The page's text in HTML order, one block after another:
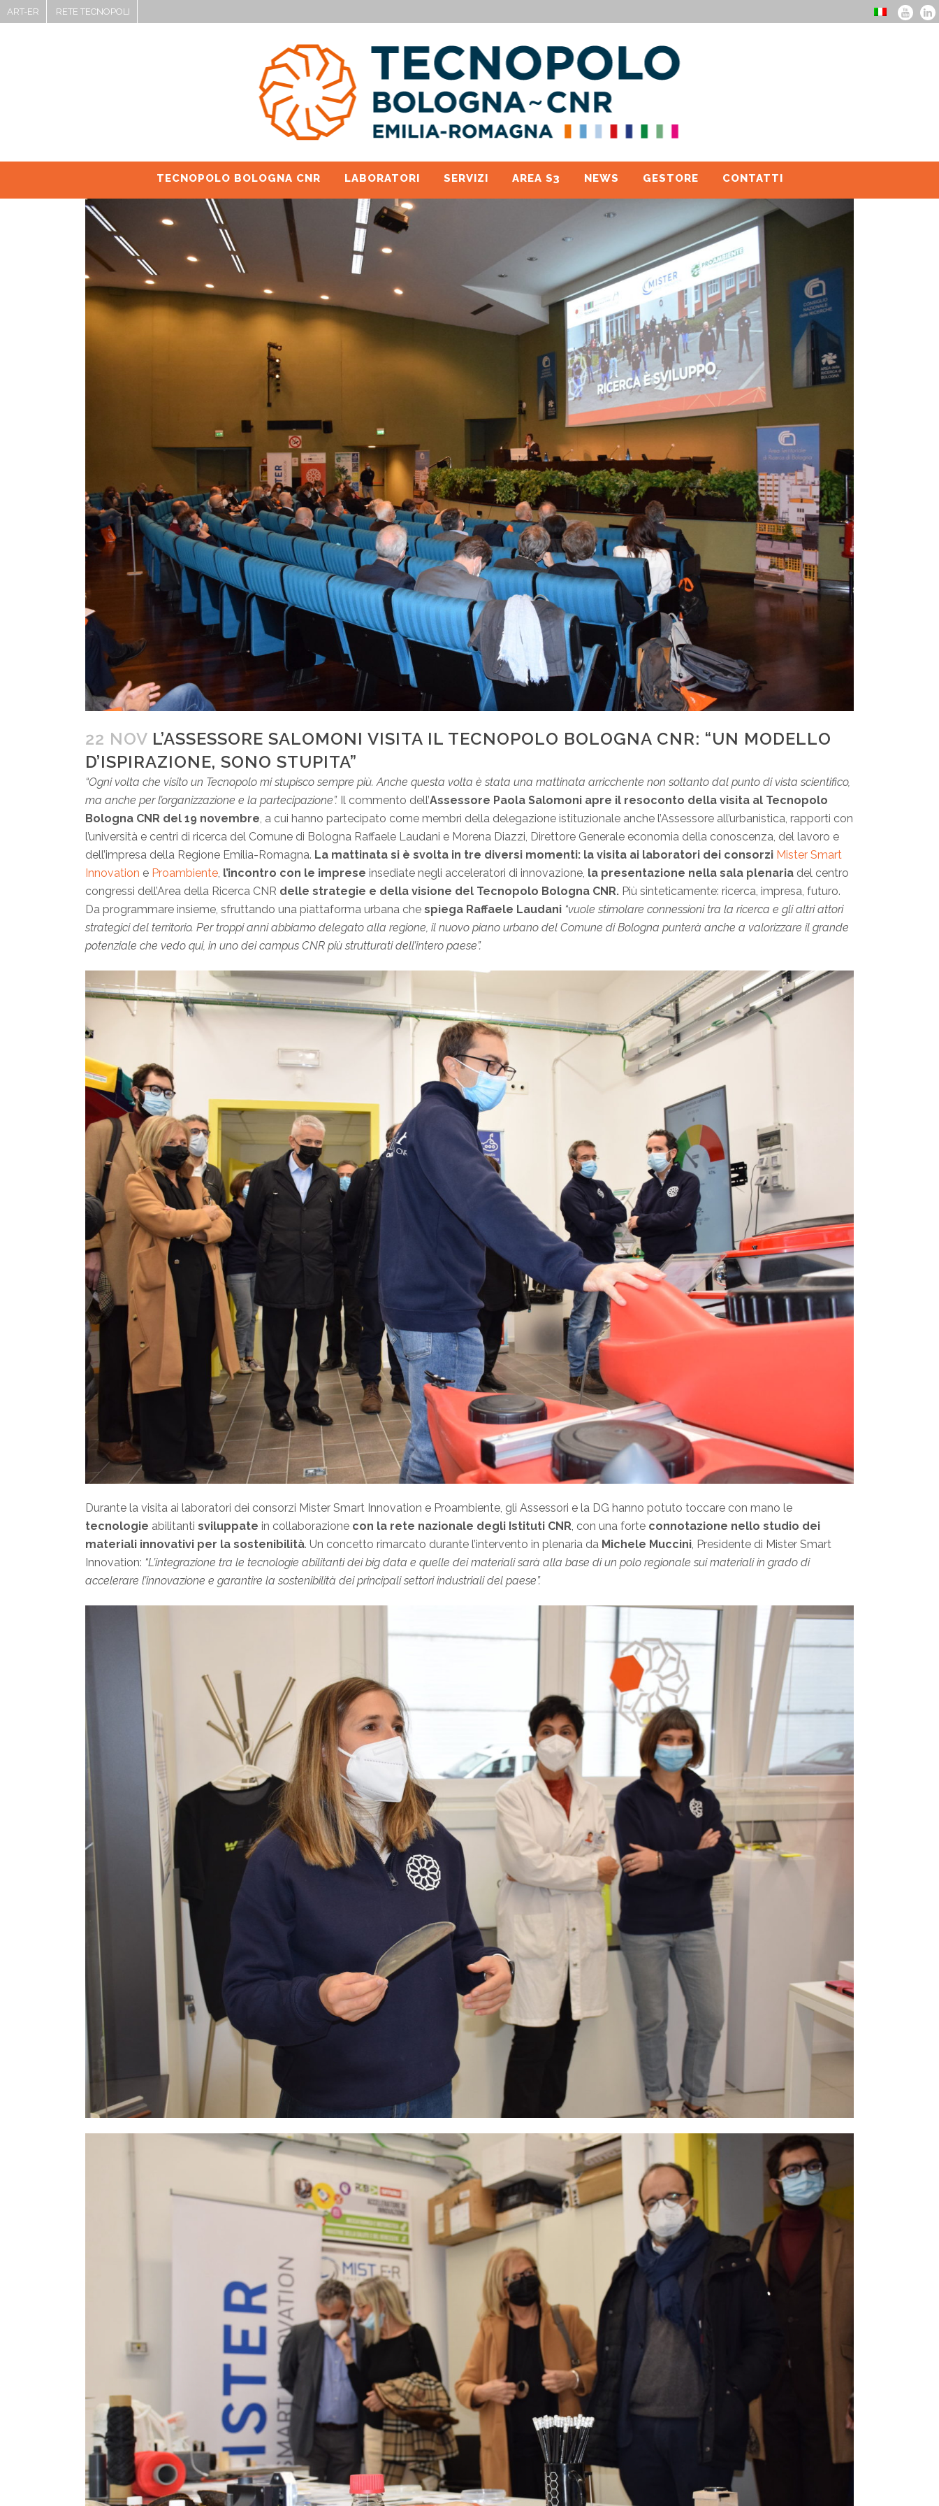
ART-ER RETE TECNOPOLI
TECNOPOLO BOLOGNA CNR LABORATORI SERVIZI AREA S3 NEWS GESTORE CONTATTI
22 NOV L’ASSESSORE SALOMONI VISITA IL TECNOPOLO BOLOGNA CNR: “UN MODELLO
D’ISPIRAZIONE, SONO STUPITA”
“Ogni volta che visito un Tecnopolo mi stupisco sempre più. Anche questa volta è stata una mattinata arricchente non soltanto dal punto di vista scientifico,
ma anche per l’organizzazione e la partecipazione”. Il commento dell’Assessore Paola Salomoni apre il resoconto della visita al Tecnopolo
Bologna CNR del 19 novembre, a cui hanno partecipato come membri della delegazione istituzionale anche l’Assessore all’urbanistica, rapporti con
l’università e centri di ricerca del Comune di Bologna Raffaele Laudani e Morena Diazzi, Direttore Generale economia della conoscenza, del lavoro e
dell’impresa della Regione Emilia-Romagna. La mattinata si è svolta in tre diversi momenti: la visita ai laboratori dei consorzi Mister Smart
Innovation e Proambiente, l’incontro con le imprese insediate negli acceleratori di innovazione, la presentazione nella sala plenaria del centro
congressi dell’Area della Ricerca CNR delle strategie e della visione del Tecnopolo Bologna CNR. Più sinteticamente: ricerca, impresa, futuro.
Da programmare insieme, sfruttando una piattaforma urbana che spiega Raffaele Laudani “vuole stimolare connessioni tra la ricerca e gli altri attori
strategici del territorio. Per troppi anni abbiamo delegato alla regione, il nuovo piano urbano del Comune di Bologna punterà anche a valorizzare il grande
potenziale che vedo qui, in uno dei campus CNR più strutturati dell’intero paese”.
Durante la visita ai laboratori dei consorzi Mister Smart Innovation e Proambiente, gli Assessori e la DG hanno potuto toccare con mano le
tecnologie abilitanti sviluppate in collaborazione con la rete nazionale degli Istituti CNR , con una forte connotazione nello studio dei
materiali innovativi per la sostenibilità. Un concetto rimarcato durante l’intervento in plenaria da Michele Muccini , Presidente di Mister Smart
Innovation: “L’integrazione tra le tecnologie abilitanti dei big data e quelle dei materiali sarà alla base di un polo regionale sui materiali in grado di
accelerare l’innovazione e garantire la sostenibilità dei principali settori industriali del paese”.